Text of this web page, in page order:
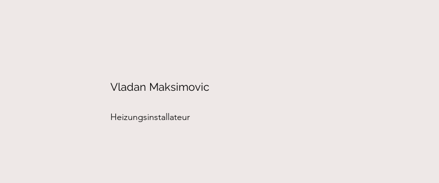
Vladan Maksimovic
Heizungsinstallateur